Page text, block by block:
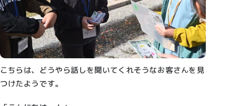
こちらは、どうやら話しを聞いてくれそうなお客さんを見
つけたようです。